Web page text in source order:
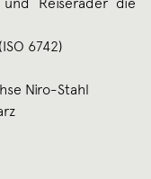
6742)
Niro-Stahl